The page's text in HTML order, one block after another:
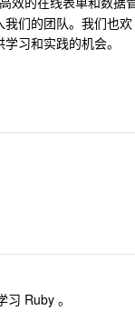
们的团队。我们也欢
习和实践的机会。
Ruby 。